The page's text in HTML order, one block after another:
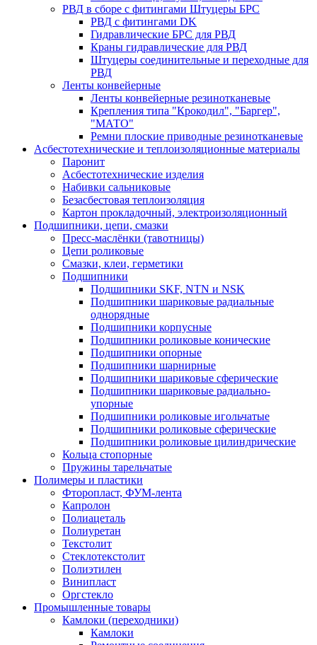
РВД в сборе с фитингами Штуцеры БРС
РВД с фитингами DK
Гидравлические БРС для РВД
Краны гидравлические для РВД
Штуцеры соединительные и переходные для
РВД
Ленты конвейерные
Ленты конвейерные резинотканевые
Крепления типа "Крокодил", "Баргер",
"МАТО"
Ремни плоские приводные резинотканевые
Асбестотехнические и теплоизоляционные материалы
Паронит
Асбестотехнические изделия
Набивки сальниковые
Безасбестовая теплоизоляция
Картон прокладочный, электроизоляционный
Подшипники, цепи, смазки
Пресс-маслёнки (тавотницы)
Цепи роликовые
Смазки, клеи, герметики
Подшипники
Подшипники SKF, NTN и NSK
Подшипники шариковые радиальные
однорядные
Подшипники корпусные
Подшипники роликовые конические
Подшипники опорные
Подшипники шарнирные
Подшипники шариковые сферические
Подшипники шариковые радиально-
упорные
Подшипники роликовые игольчатые
Подшипники роликовые сферические
Подшипники роликовые цилиндрические
Кольца стопорные
Пружины тарельчатые
Полимеры и пластики
Фторопласт, ФУМ-лента
Капролон
Полиацеталь
Полиуретан
Текстолит
Стеклотекстолит
Полиэтилен
Винипласт
Оргстекло
Промышленные товары
Камлоки (переходники)
Камлоки